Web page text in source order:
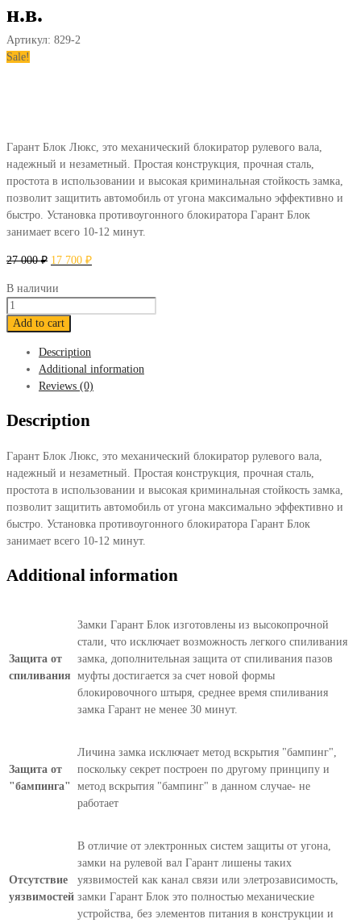
н.в.
Артикул: 829-2
Sale!
Гарант Блок Люкс, это механический блокиратор рулевого вала,
надежный и незаметный. Простая конструкция, прочная сталь,
простота в использовании и высокая криминальная стойкость замка,
позволит защитить автомобиль от угона максимально эффективно и
быстро. Установка противоугонного блокиратора Гарант Блок
занимает всего 10-12 минут.
27 000₽ 17 700 ₽
В наличии
Блокиратор
Гарант
Люкс
Cherry
8
Max
2022-
н.в.
quantity
Add to cart
Description
Additional information
Reviews (0)
Description
Гарант Блок Люкс, это механический блокиратор рулевого вала,
надежный и незаметный. Простая конструкция, прочная сталь,
простота в использовании и высокая криминальная стойкость замка,
позволит защитить автомобиль от угона максимально эффективно и
быстро. Установка противоугонного блокиратора Гарант Блок
занимает всего 10-12 минут.
Additional information
Защита от
спиливания
Замки Гарант Блок изготовлены из высокопрочной
стали, что исключает возможность легкого спиливания
замка, дополнительная защита от спиливания пазов
муфты достигается за счет новой формы
блокировочного штыря, среднее время спиливания
замка Гарант не менее 30 минут.
Защита от
"бампинга"
Личина замка исключает метод вскрытия "бампинг",
поскольку секрет построен по другому принципу и
метод вскрытия "бампинг" в данном случае- не
работает
Отсутствие
уязвимостей
В отличие от электронных систем защиты от угона,
замки на рулевой вал Гарант лишены таких
уязвимостей как канал связи или элетрозависимость,
замки Гарант Блок это полностью механические
устройства, без элементов питания в конструкции и